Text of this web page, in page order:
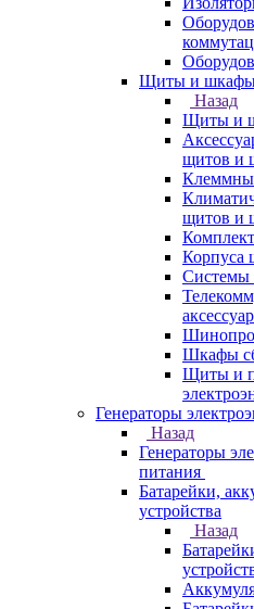
Щиты и
Назад
Щиты и
щитов и
щитов и
Корпуса
Системы
Шкафы
Щиты и
Генераторы
Назад
Генераторы
питания
Батарейки,
устройства
Назад